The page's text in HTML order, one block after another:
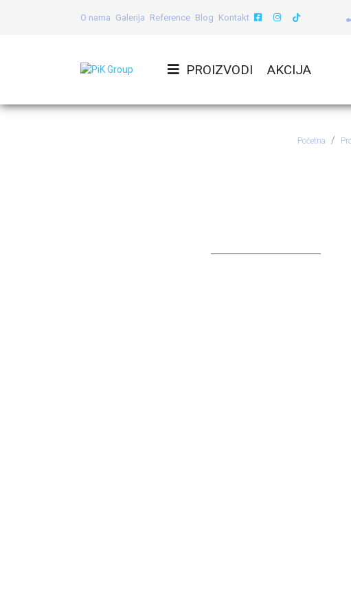
O nama Galerija Reference Blog Kontakt
PROIZVODI AKCIJA
Početna